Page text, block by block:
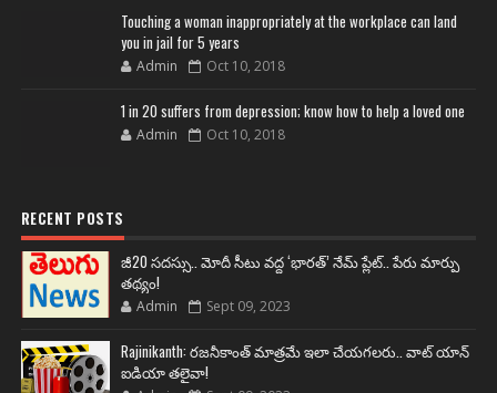
Touching a woman inappropriately at the workplace can land
you in jail for 5 years
Admin Oct 10, 2018
1 in 20 suffers from depression; know how to help a loved one
Admin Oct 10, 2018
RECENT POSTS
జీ20 సదస్సు.. మోదీ సీటు వద్ద ‘భారత్’ నేమ్ ప్లేట్‌.. పేరు మార్పు
తథ్యం!
Admin Sept 09, 2023
Rajinikanth: రజనీకాంత్ మాత్రమే ఇలా చేయగలరు.. వాట్ యాన్
ఐడియా తలైవా!